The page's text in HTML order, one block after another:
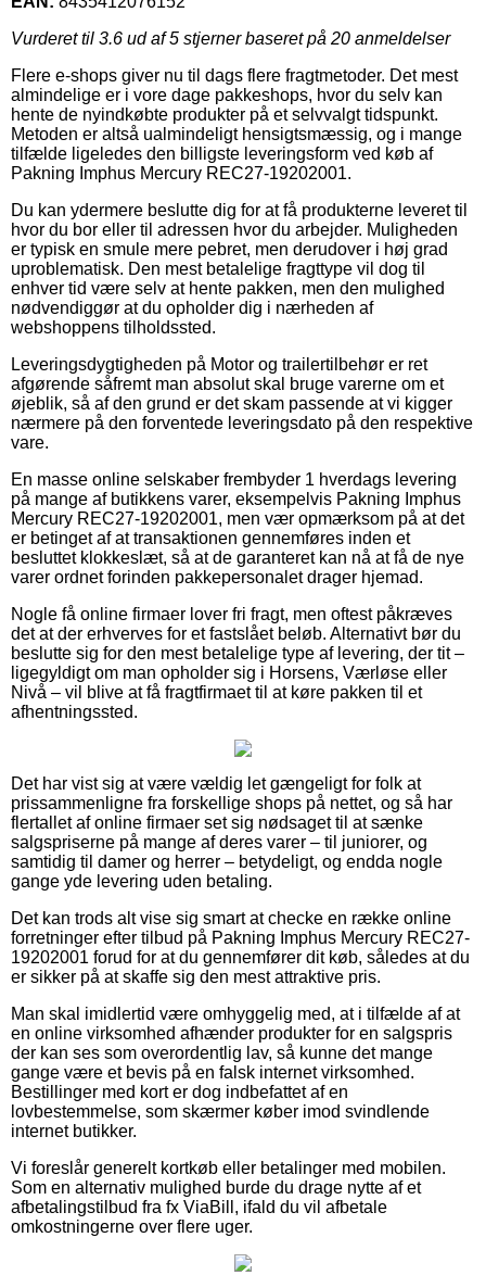
Vurderet til 3.6 ud af 5 stjerner baseret på 20 anmeldelser
Flere e-shops giver nu til dags flere fragtmetoder. Det mest
almindelige er i vore dage pakkeshops, hvor du selv kan
hente de nyindkøbte produkter på et selvvalgt tidspunkt.
Metoden er altså ualmindeligt hensigtsmæssig, og i mange
tilfælde ligeledes den billigste leveringsform ved køb af
Pakning Imphus Mercury REC27-19202001.
Du kan ydermere beslutte dig for at få produkterne leveret til
hvor du bor eller til adressen hvor du arbejder. Muligheden
er typisk en smule mere pebret, men derudover i høj grad
uproblematisk. Den mest betalelige fragttype vil dog til
enhver tid være selv at hente pakken, men den mulighed
nødvendiggør at du opholder dig i nærheden af
webshoppens tilholdssted.
Leveringsdygtigheden på Motor og trailertilbehør er ret
afgørende såfremt man absolut skal bruge varerne om et
øjeblik, så af den grund er det skam passende at vi kigger
nærmere på den forventede leveringsdato på den respektive
vare.
En masse online selskaber frembyder 1 hverdags levering
på mange af butikkens varer, eksempelvis Pakning Imphus
Mercury REC27-19202001, men vær opmærksom på at det
er betinget af at transaktionen gennemføres inden et
besluttet klokkeslæt, så at de garanteret kan nå at få de nye
varer ordnet forinden pakkepersonalet drager hjemad.
Nogle få online firmaer lover fri fragt, men oftest påkræves
det at der erhverves for et fastslået beløb. Alternativt bør du
beslutte sig for den mest betalelige type af levering, der tit –
ligegyldigt om man opholder sig i Horsens, Værløse eller
Nivå – vil blive at få fragtfirmaet til at køre pakken til et
afhentningssted.
Det har vist sig at være vældig let gængeligt for folk at
prissammenligne fra forskellige shops på nettet, og så har
flertallet af online firmaer set sig nødsaget til at sænke
salgspriserne på mange af deres varer – til juniorer, og
samtidig til damer og herrer – betydeligt, og endda nogle
gange yde levering uden betaling.
Det kan trods alt vise sig smart at checke en række online
forretninger efter tilbud på Pakning Imphus Mercury REC27-
19202001 forud for at du gennemfører dit køb, således at du
er sikker på at skaffe sig den mest attraktive pris.
Man skal imidlertid være omhyggelig med, at i tilfælde af at
en online virksomhed afhænder produkter for en salgspris
der kan ses som overordentlig lav, så kunne det mange
gange være et bevis på en falsk internet virksomhed.
Bestillinger med kort er dog indbefattet af en
lovbestemmelse, som skærmer køber imod svindlende
internet butikker.
Vi foreslår generelt kortkøb eller betalinger med mobilen.
Som en alternativ mulighed burde du drage nytte af et
afbetalingstilbud fra fx ViaBill, ifald du vil afbetale
omkostningerne over flere uger.